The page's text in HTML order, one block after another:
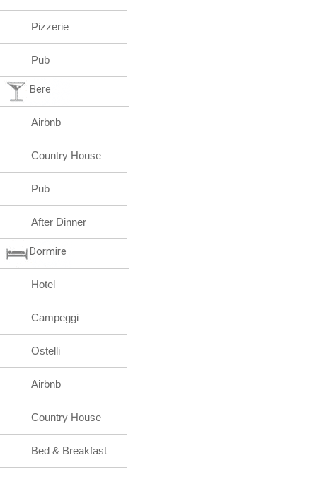
Pizzerie
Pub
Bere
Airbnb
Country House
Pub
After Dinner
Dormire
Hotel
Campeggi
Ostelli
Airbnb
Country House
Bed & Breakfast